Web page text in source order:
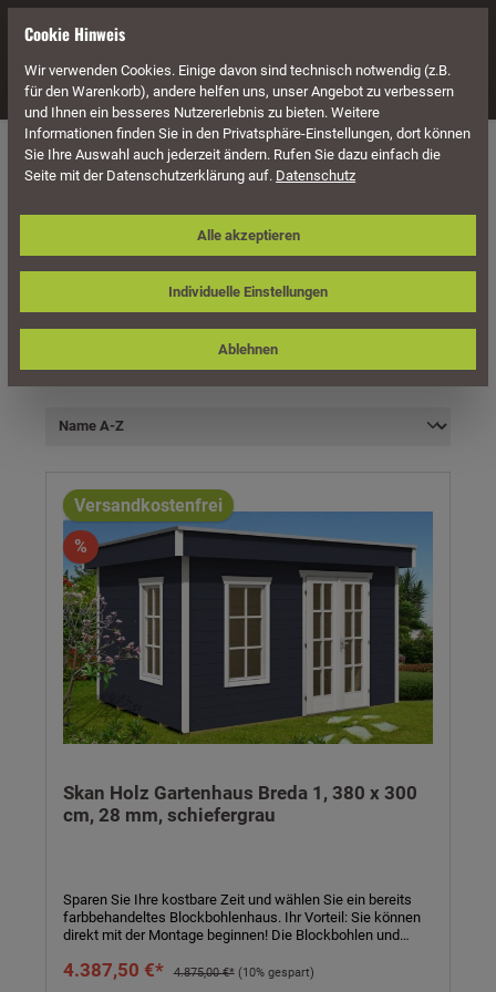
Navigation
Häuser & Pavillons Gartenhäuser
28 mm Blockbohlenstärke
Flachdach
Produkte filtern
Versandkostenfrei
%
Skan Holz Gartenhaus Breda 1, 380 x 300
cm, 28 mm, schiefergrau
Sparen Sie Ihre kostbare Zeit und wählen Sie ein bereits
farbbehandeltes Blockbohlenhaus. Ihr Vorteil: Sie können
direkt mit der Montage beginnen! Die Blockbohlen und
die Dachblenden beidseitig farbbehandelt. Die Innenseiten
4.387,50 €* 4.875,00 €* (10% gespart)
Cookie Hinweis
Wir verwenden Cookies. Einige davon sind technisch notwendig (z.B.
für den Warenkorb), andere helfen uns, unser Angebot zu verbessern
und Ihnen ein besseres Nutzererlebnis zu bieten. Weitere
Informationen finden Sie in den Privatsphäre-Einstellungen, dort können
Sie Ihre Auswahl auch jederzeit ändern. Rufen Sie dazu einfach die
Seite mit der Datenschutzerklärung auf. Datenschutz
Individuelle Einstellungen
Ablehnen
Alle akzeptieren